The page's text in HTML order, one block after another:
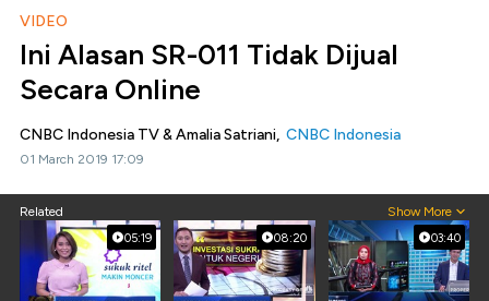
VIDEO
Ini Alasan SR-011 Tidak Dijual
Secara Online
CNBC Indonesia TV & Amalia Satriani, CNBC Indonesia
01 March 2019 17:09
Related Show More
05:19 08:20 03:40